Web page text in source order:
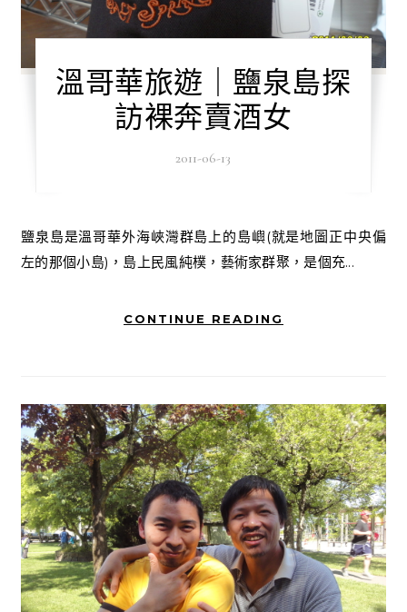
溫哥華旅遊｜鹽泉島探
訪裸奔賣酒女
2011-06-13
鹽泉島是溫哥華外海峽灣群島上的島嶼(就是地圖正中央偏
左的那個小島)，島上民風純樸，藝術家群聚，是個充...
CONTINUE READING